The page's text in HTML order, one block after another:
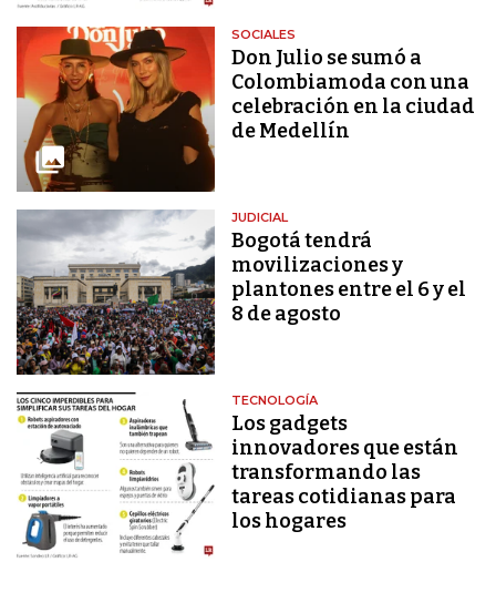
SOCIALES
Don Julio se sumó a
Colombiamoda con una
celebración en la ciudad
de Medellín
JUDICIAL
Bogotá tendrá
movilizaciones y
plantones entre el 6 y el
8 de agosto
TECNOLOGÍA
Los gadgets
innovadores que están
transformando las
tareas cotidianas para
los hogares